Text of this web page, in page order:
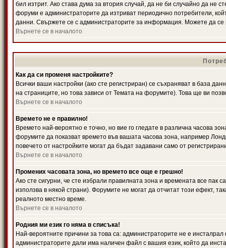
бил изтрит. Ако става дума за втория случай, да не би случайно да
форуми е администраторите да изтриват периодично потребители,
данни. Свържете се с администраторите за информация. Можете да се
Върнете се в началото
Как да си променя настройките?
Всички ваши настройки (ако сте регистриран) се съхраняват в база
на страниците, но това зависи от Темата на форумите). Това ще ви
Върнете се в началото
Времето не е правилно!
Времето най-вероятно е точно, но вие го гледате в различна часова
форумите да показват времето във вашата часова зона, например
повечето от настройките могат да бъдат задавани само от
Върнете се в началото
Промених часовата зона, но времето все още е грешно!
Ако сте сигурни, че сте избрали правилната зона и времената все
използва в някой страни). Форумите не могат да отчитат този ефект,
реалното местно време.
Върнете се в началото
Родния ми език го няма в списъка!
Най-вероятните причини за това са: администраторите не е
администраторите дали има наличен файл с вашия език, който да